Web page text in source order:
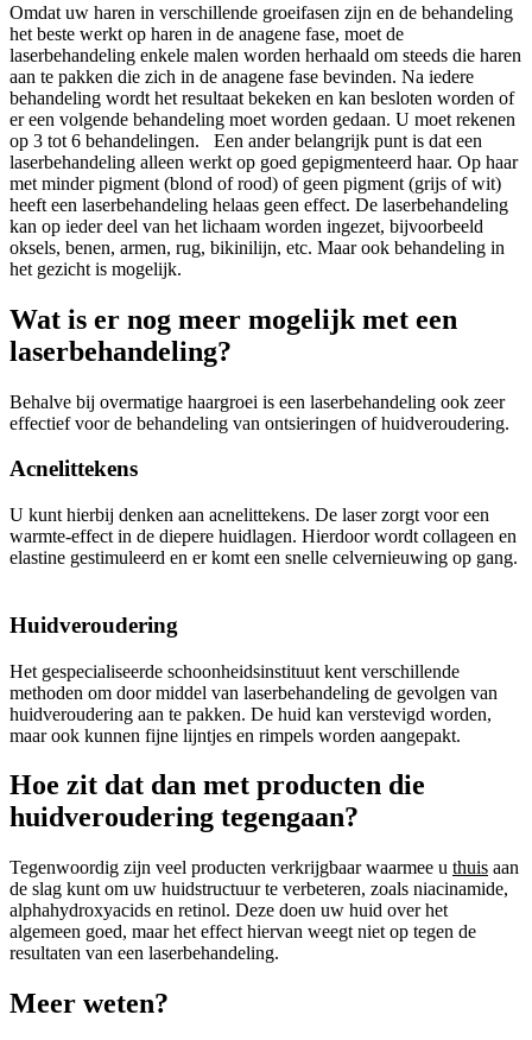
Omdat uw haren in verschillende groeifasen zijn en de behandeling
het beste werkt op haren in de anagene fase, moet de
laserbehandeling enkele malen worden herhaald om steeds die haren
aan te pakken die zich in de anagene fase bevinden. Na iedere
behandeling wordt het resultaat bekeken en kan besloten worden of
er een volgende behandeling moet worden gedaan. U moet rekenen
op 3 tot 6 behandelingen. Een ander belangrijk punt is dat een
laserbehandeling alleen werkt op goed gepigmenteerd haar. Op haar
met minder pigment (blond of rood) of geen pigment (grijs of wit)
heeft een laserbehandeling helaas geen effect. De laserbehandeling
kan op ieder deel van het lichaam worden ingezet, bijvoorbeeld
oksels, benen, armen, rug, bikinilijn, etc. Maar ook behandeling in
het gezicht is mogelijk.
Wat is er nog meer mogelijk met een
laserbehandeling?
Behalve bij overmatige haargroei is een laserbehandeling ook zeer
effectief voor de behandeling van ontsieringen of huidveroudering.
Acnelittekens
U kunt hierbij denken aan acnelittekens. De laser zorgt voor een
warmte-effect in de diepere huidlagen. Hierdoor wordt collageen en
elastine gestimuleerd en er komt een snelle celvernieuwing op gang.
Huidveroudering
Het gespecialiseerde schoonheidsinstituut kent verschillende
methoden om door middel van laserbehandeling de gevolgen van
huidveroudering aan te pakken. De huid kan verstevigd worden,
maar ook kunnen fijne lijntjes en rimpels worden aangepakt.
Hoe zit dat dan met producten die
huidveroudering tegengaan?
Tegenwoordig zijn veel producten verkrijgbaar waarmee u thuis aan
de slag kunt om uw huidstructuur te verbeteren, zoals niacinamide,
alphahydroxyacids en retinol. Deze doen uw huid over het
algemeen goed, maar het effect hiervan weegt niet op tegen de
resultaten van een laserbehandeling.
Meer weten?